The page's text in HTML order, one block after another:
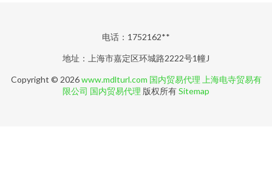
电话：1752162**
地址：上海市嘉定区环城路2222号1幢J
Copyright © 2026www.mdlturl.com 国内贸易代理 上海电寺贸易有
限公司 国内贸易代理 版权所有Sitemap